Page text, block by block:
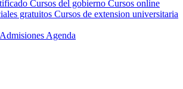
Cursos del gobierno Cursos online
gratuitos Cursos de extension universitaria
Admisiones Agenda